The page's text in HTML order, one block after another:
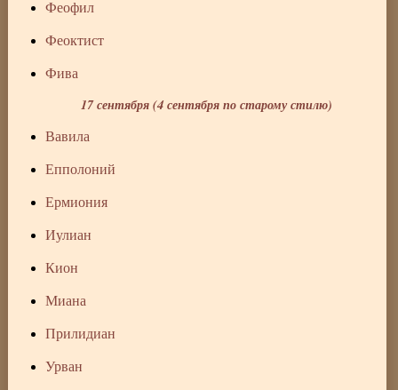
Феофил
Феоктист
Фива
17 сентября (4 сентября по старому стилю)
Вавила
Епполоний
Ермиония
Иулиан
Кион
Миана
Прилидиан
Урван